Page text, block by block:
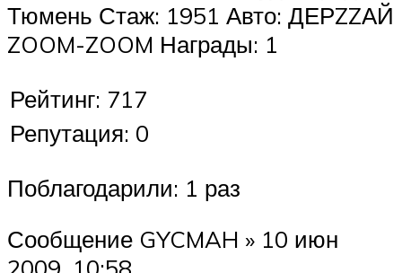
Тюмень Стаж: 1951 Авто: ДЕРZZАЙ
ZOOM-ZOOM Награды: 1
Рейтинг: 717
Репутация: 0
Поблагодарили: 1 раз
Сообщение GYCMAH » 10 июн